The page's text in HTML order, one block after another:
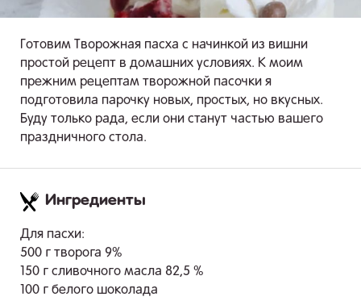
Готовим Творожная пасха с начинкой из вишни
простой рецепт в домашних условиях. К моим
прежним рецептам творожной пасочки я
подготовила парочку новых, простых, но вкусных.
Буду только рада, если они станут частью вашего
праздничного стола.
Ингредиенты
Для пасхи:
500 г творога 9%
150 г сливочного масла 82,5 %
100 г белого шоколада